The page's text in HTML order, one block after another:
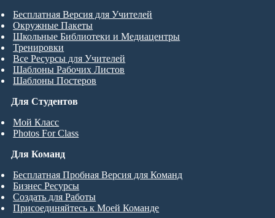
Для Студентов
Мой Класс
Photos For Class
Бесплатная Версия для Учителей
Окружные Пакеты
Школьные Библиотеки и Медиацентры
Тренировки
Все Ресурсы для Учителей
Шаблоны Рабочих Листов
Шаблоны Постеров
Для Команд
Бесплатная Пробная Версия для Команд
Бизнес Ресурсы
Создать для Работы
Присоединяйтесь к Моей Команде